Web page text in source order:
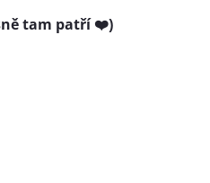
tam patří ❤️)